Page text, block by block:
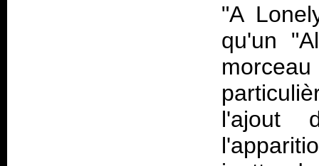
"A
qu'un
l'ajout